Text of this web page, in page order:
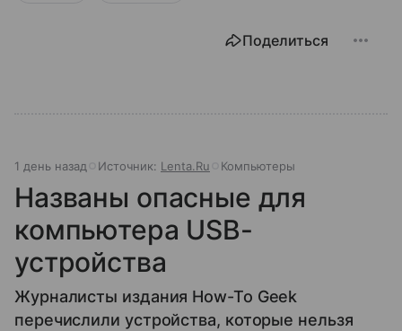
Поделиться
1 день назад Источник: Lenta.Ru Компьютеры
Названы опасные для
компьютера USB-
устройства
Журналисты издания How-To Geek
перечислили устройства, которые нельзя